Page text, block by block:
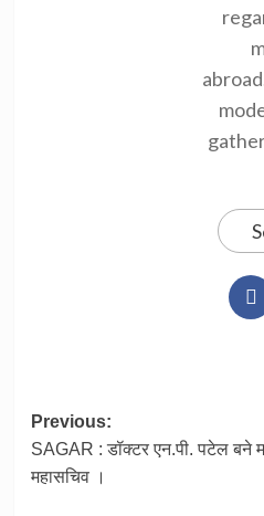
Post
navigation
Previous:
SAGAR : डॉक्टर एन.पी. पटेल बने
महासचिव ।